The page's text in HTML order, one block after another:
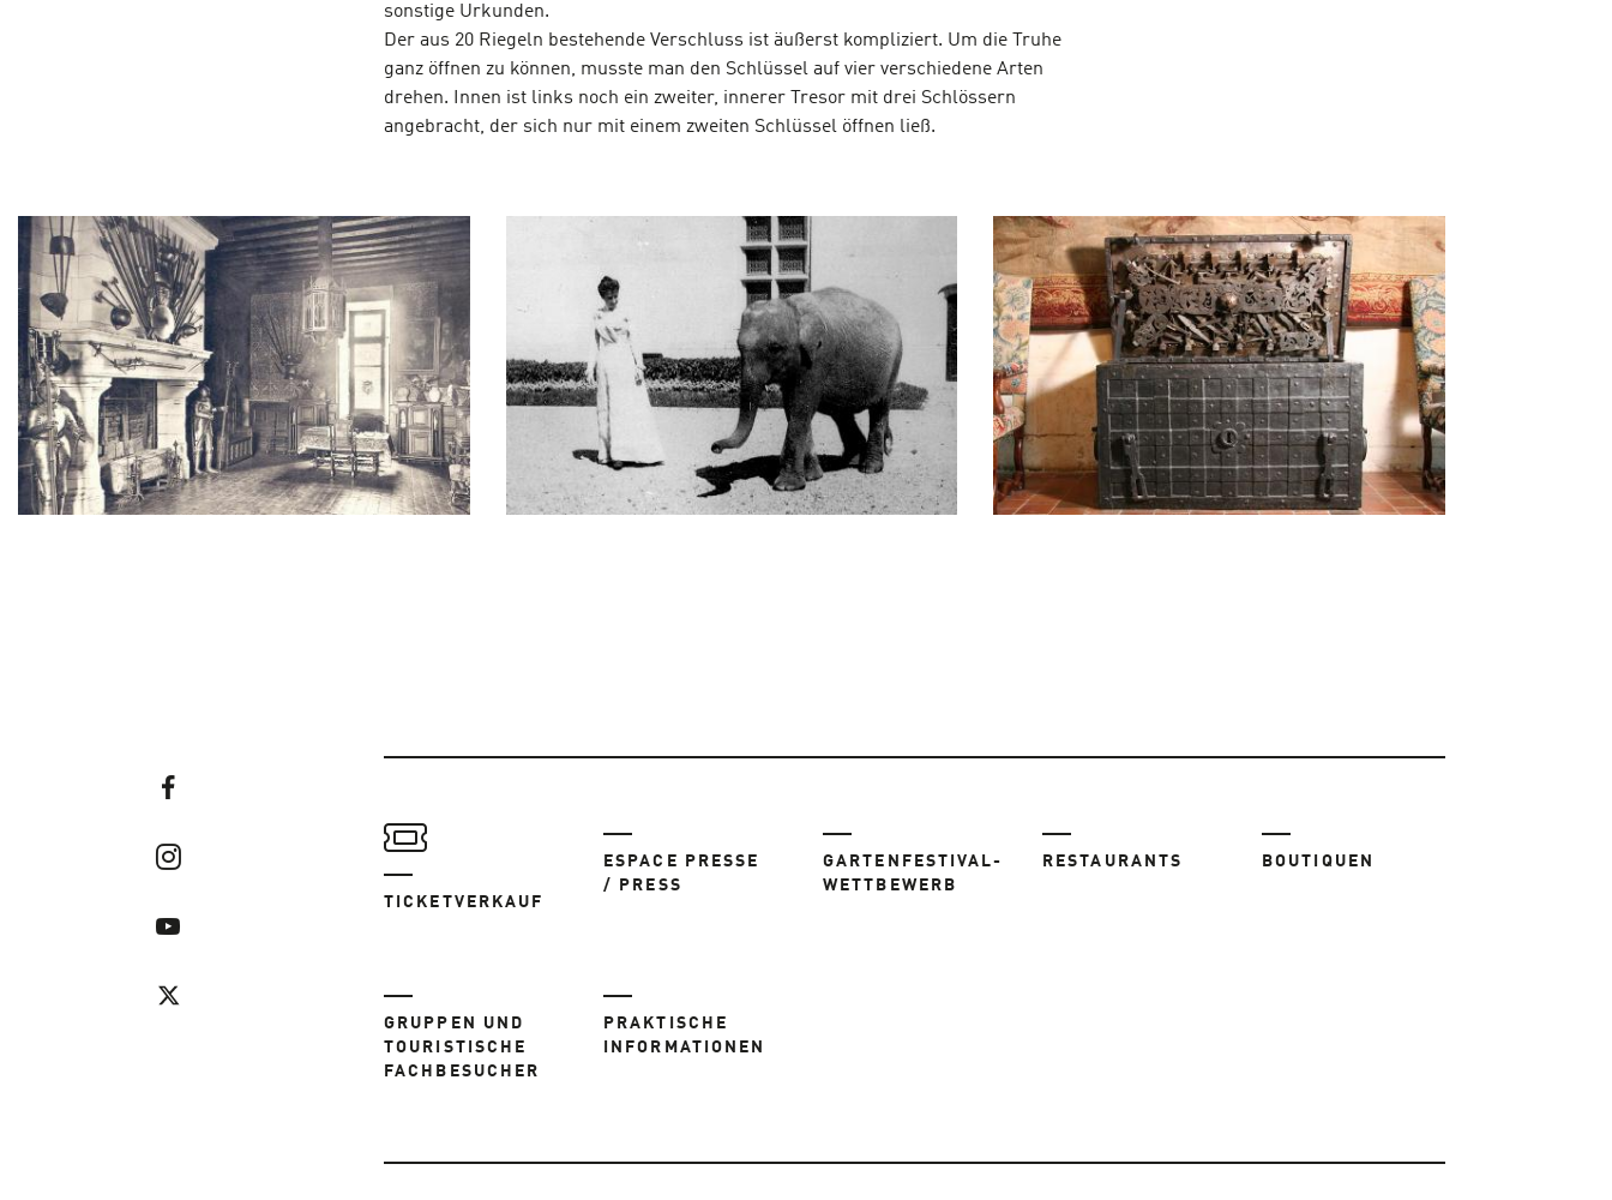
sonstige Urkunden.
Der aus 20 Riegeln bestehende Verschluss ist äußerst kompliziert. Um die Truhe
ganz öffnen zu können, musste man den Schlüssel auf vier verschiedene Arten
drehen. Innen ist links noch ein zweiter, innerer Tresor mit drei Schlössern
angebracht, der sich nur mit einem zweiten Schlüssel öffnen ließ.
TICKETVERKAUF
ESPACE PRESSE
/ PRESS
GARTENFESTIVAL-
WETTBEWERB
RESTAURANTS BOUTIQUEN
GRUPPEN UND
TOURISTISCHE
FACHBESUCHER
PRAKTISCHE
INFORMATIONEN